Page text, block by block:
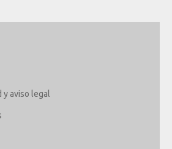
y aviso legal